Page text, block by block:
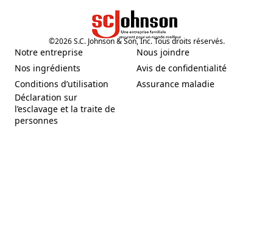
©2026S.C. Johnson & Son, Inc. Tous droits réservés.
Notre entreprise
Nos ingrédients
(Opens in a new tab)
Conditions d’utilisation
(Opens in a new tab)
Déclaration sur
l’esclavage et la traite de
personnes
Nous joindre
(Opens in a new tab)
Avis de confidentialité
(Opens in a new tab)
Assurance maladie